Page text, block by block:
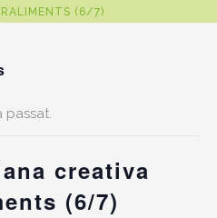
(6/7)
passat.
creativa
(6/7)